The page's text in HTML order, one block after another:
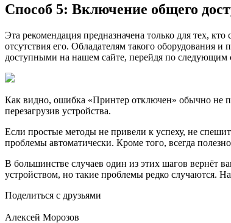
Способ 5: Включение общего
Эта рекомендация предназначена только для тех,
отсутствия его. Обладателям такого оборудования
доступными на нашем сайте, перейдя по следующим
Как видно, ошибка «Принтер отключен» обычно не
перезагрузив устройства.
Если простые методы не привели к успеху, не
проблемы автоматически. Кроме того, всегда
В большинстве случаев один из этих шагов вернёт
устройством, но такие проблемы редко случаются.
Поделиться с друзьями
Алексей Морозов